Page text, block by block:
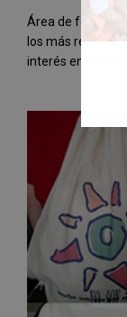
Área de
los más
interés en las